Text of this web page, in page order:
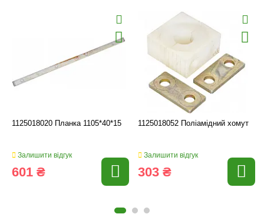
1125018020 Планка 1105*40*15
Залишити відгук
601 ₴
1125018052 Поліамідний хомут
Залишити відгук
303 ₴